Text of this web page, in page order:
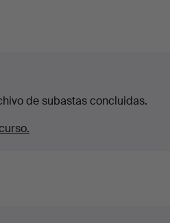
de subastas concluidas.